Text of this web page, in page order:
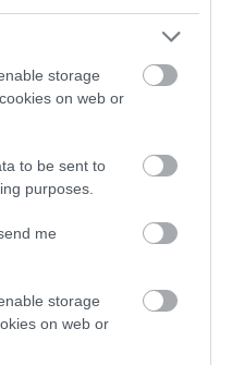
storage
on web or
to be sent to
purposes.
me
storage
on web or
– A TARTÓS SZÁR...
10|Zöld hírek
KONCERTJÉT IS